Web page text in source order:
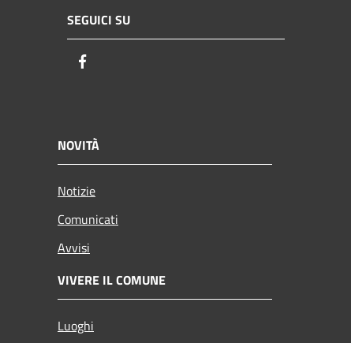
SEGUICI SU
NOVITÀ
Notizie
Comunicati
Avvisi
VIVERE IL COMUNE
Luoghi